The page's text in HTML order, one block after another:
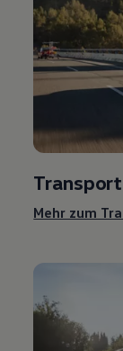
Transport
Mehr zum